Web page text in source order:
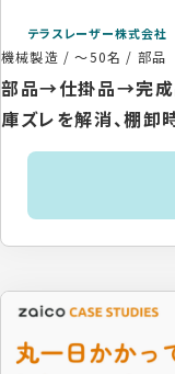
テラスレーザー株式会社
機械製造 /～50名 / 部品
部品→仕掛品→完成
庫ズレを解消、棚